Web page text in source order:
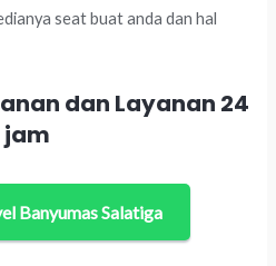
seat buat anda dan hal
dan Layanan 24
jam
Banyumas Salatiga